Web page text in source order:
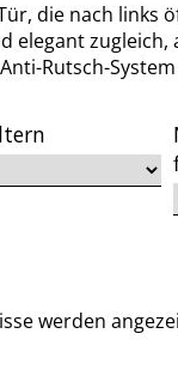
die nach links
elegant zugleich,
Rutsch-
werden